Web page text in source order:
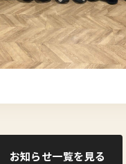
お知らせ一覧を見る